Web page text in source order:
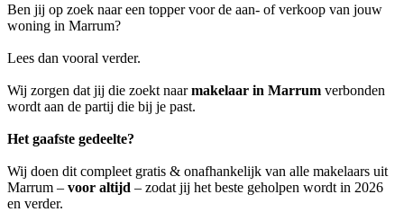
Ben jij op zoek naar een topper voor de aan- of verkoop van jouw
woning in Marrum?
Lees dan vooral verder.
Wij zorgen dat jij die zoekt naarmakelaar in Marrum verbonden
wordt aan de partij die bij je past.
Het gaafste gedeelte?
Wij doen dit compleet gratis & onafhankelijk van alle makelaars uit
Marrum – voor altijd – zodat jij het beste geholpen wordt in 2026
en verder.